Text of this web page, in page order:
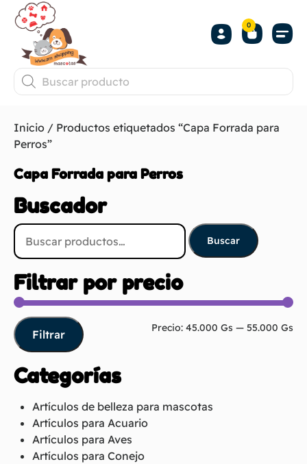
0
Inicio / Productos etiquetados “Capa Forrada para
Perros”
Capa Forrada para Perros
Buscador
Buscar
Filtrar por precio
Filtrar Precio: 45.000 Gs — 55.000 Gs
Categorías
Artículos de belleza para mascotas
Artículos para Acuario
Artículos para Aves
Artículos para Conejo